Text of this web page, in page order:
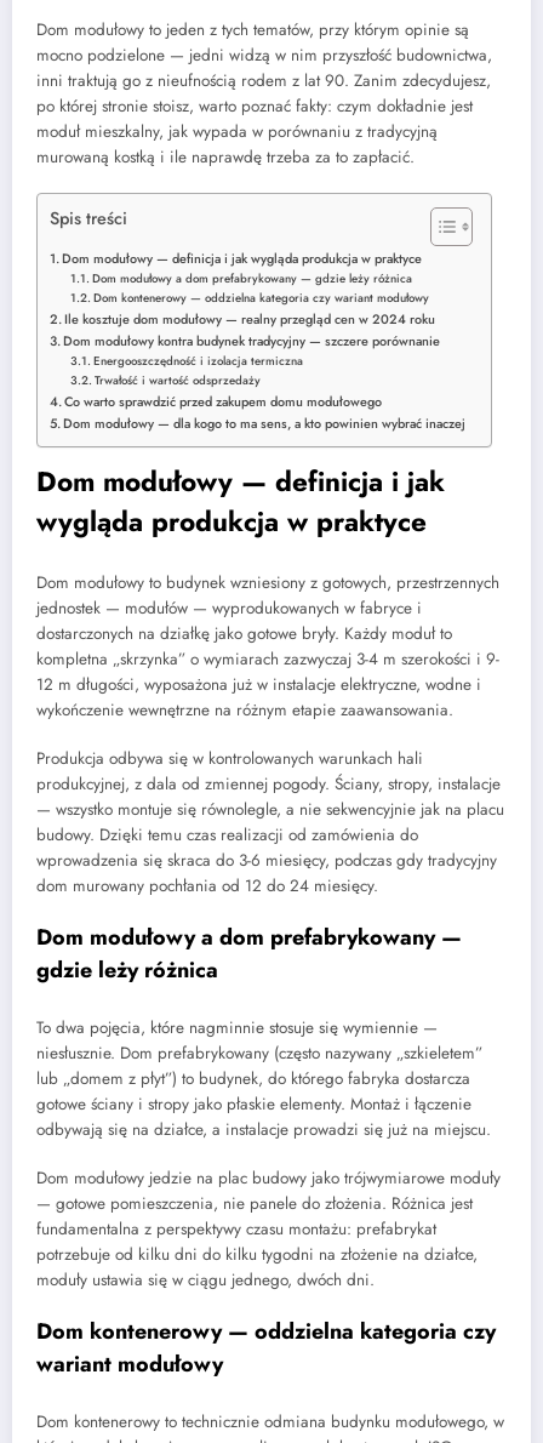
Dom modułowy to jeden z tych tematów, przy którym opinie są
mocno podzielone — jedni widzą w nim przyszłość budownictwa,
inni traktują go z nieufnością rodem z lat 90. Zanim zdecydujesz,
po której stronie stoisz, warto poznać fakty: czym dokładnie jest
moduł mieszkalny, jak wypada w porównaniu z tradycyjną
murowaną kostką i ile naprawdę trzeba za to zapłacić.
Spis treści
Dom modułowy — definicja i jak wygląda produkcja w praktyce
Dom modułowy a dom prefabrykowany — gdzie leży różnica
Dom kontenerowy — oddzielna kategoria czy wariant modułowy
Ile kosztuje dom modułowy — realny przegląd cen w 2024 roku
Dom modułowy kontra budynek tradycyjny — szczere porównanie
Energooszczędność i izolacja termiczna
Trwałość i wartość odsprzedaży
Co warto sprawdzić przed zakupem domu modułowego
Dom modułowy — dla kogo to ma sens, a kto powinien wybrać inaczej
Dom modułowy — definicja i jak
wygląda produkcja w praktyce
Dom modułowy to budynek wzniesiony z gotowych, przestrzennych
jednostek — modułów — wyprodukowanych w fabryce i
dostarczonych na działkę jako gotowe bryły. Każdy moduł to
kompletna „skrzynka” o wymiarach zazwyczaj 3-4 m szerokości i 9-
12 m długości, wyposażona już w instalacje elektryczne, wodne i
wykończenie wewnętrzne na różnym etapie zaawansowania.
Produkcja odbywa się w kontrolowanych warunkach hali
produkcyjnej, z dala od zmiennej pogody. Ściany, stropy, instalacje
— wszystko montuje się równolegle, a nie sekwencyjnie jak na placu
budowy. Dzięki temu czas realizacji od zamówienia do
wprowadzenia się skraca do 3-6 miesięcy, podczas gdy tradycyjny
dom murowany pochłania od 12 do 24 miesięcy.
Dom modułowy a dom prefabrykowany —
gdzie leży różnica
To dwa pojęcia, które nagminnie stosuje się wymiennie —
niesłusznie. Dom prefabrykowany (często nazywany „szkieletem”
lub „domem z płyt”) to budynek, do którego fabryka dostarcza
gotowe ściany i stropy jako płaskie elementy. Montaż i łączenie
odbywają się na działce, a instalacje prowadzi się już na miejscu.
Dom modułowy jedzie na plac budowy jako trójwymiarowe moduły
— gotowe pomieszczenia, nie panele do złożenia. Różnica jest
fundamentalna z perspektywy czasu montażu: prefabrykat
potrzebuje od kilku dni do kilku tygodni na złożenie na działce,
moduły ustawia się w ciągu jednego, dwóch dni.
Dom kontenerowy — oddzielna kategoria czy
wariant modułowy
Dom kontenerowy to technicznie odmiana budynku modułowego, w